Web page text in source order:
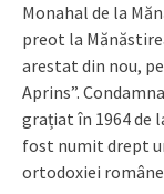
Monahal de la
preot la
arestat din nou,
Aprins”.
grațiat în 1964 de
fost numit drept
ortodoxiei